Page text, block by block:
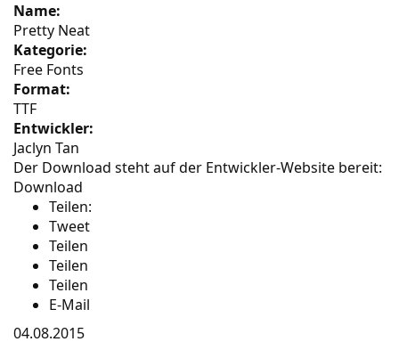
Name:
Pretty Neat
Kategorie:
Free Fonts
Format:
TTF
Entwickler:
Jaclyn Tan
Der Download steht auf der Entwickler-Website bereit:
Download
Teilen:
Tweet
Teilen
Teilen
Teilen
E-Mail
04.08.2015